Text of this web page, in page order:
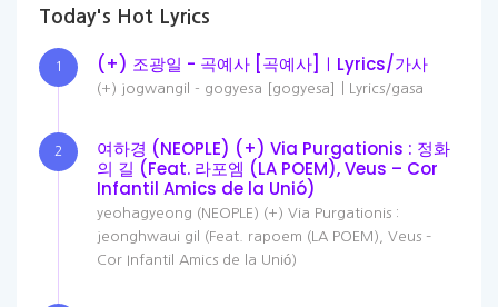
Today's Hot Lyrics
1 (+) 조광일 - 곡예사 [곡예사]ㅣLyrics/가사
(+) jogwangil - gogyesa [gogyesa]ㅣLyrics/gasa
2
여하경 (NEOPLE) (+) Via Purgationis : 정화
의 길 (Feat. 라포엠 (LA POEM), Veus – Cor
Infantil Amics de la Unió)
yeohagyeong (NEOPLE) (+) Via Purgationis :
jeonghwaui gil (Feat. rapoem (LA POEM), Veus –
Cor Infantil Amics de la Unió)